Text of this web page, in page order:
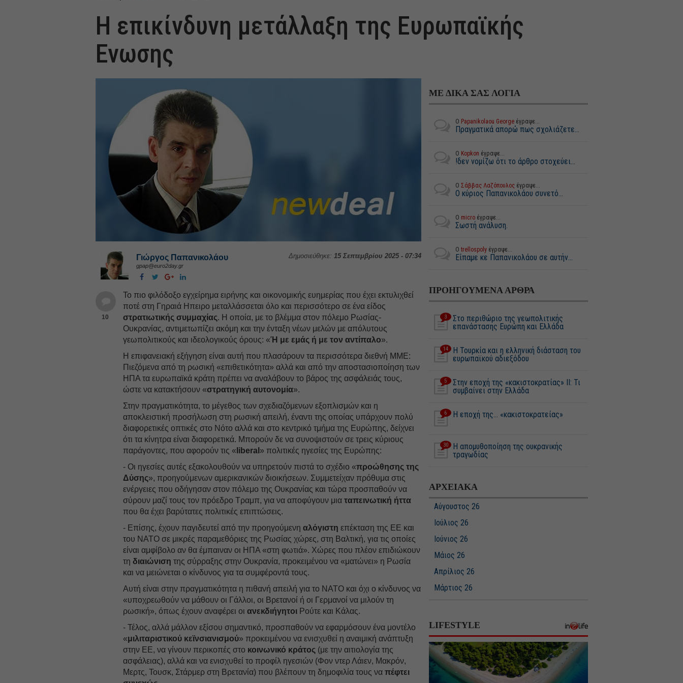
Η επικίνδυνη μετάλλαξη της Ευρωπαϊκής
Ενωσης
Δημοσιεύθηκε: 15 Σεπτεμβρίου 2025 - 07:34
Γιώργος Παπανικολάου
gpap@euro2day.gr
10
Το πιο φιλόδοξο εγχείρημα ειρήνης και οικονομικής ευημερίας που έχει εκτυλιχθεί
ποτέ στη Γηραιά Ηπειρο μεταλλάσσεται όλο και περισσότερο σε ένα είδος
στρατιωτικής συμμαχίας. Η οποία, με το βλέμμα στον πόλεμο Ρωσίας-
Ουκρανίας, αντιμετωπίζει ακόμη και την ένταξη νέων μελών με απόλυτους
γεωπολιτικούς και ιδεολογικούς όρους: «Ή με εμάς ή με τον αντίπαλο».
Η επιφανειακή εξήγηση είναι αυτή που πλασάρουν τα περισσότερα διεθνή ΜΜΕ:
Πιεζόμενα από τη ρωσική «επιθετικότητα» αλλά και από την αποστασιοποίηση των
ΗΠΑ τα ευρωπαϊκά κράτη πρέπει να αναλάβουν το βάρος της ασφάλειάς τους,
ώστε να κατακτήσουν «στρατηγική αυτονομία».
Στην πραγματικότητα, το μέγεθος των σχεδιαζόμενων εξοπλισμών και η
αποκλειστική προσήλωση στη ρωσική απειλή, έναντι της οποίας υπάρχουν πολύ
διαφορετικές οπτικές στο Νότο αλλά και στο κεντρικό τμήμα της Ευρώπης, δείχνει
ότι τα κίνητρα είναι διαφορετικά. Μπορούν δε να συνοψιστούν σε τρεις κύριους
παράγοντες, που αφορούν τις « liberal » πολιτικές ηγεσίες της Ευρώπης:
- Οι ηγεσίες αυτές εξακολουθούν να υπηρετούν πιστά το σχέδιο «προώθησης της
Δύσης», προηγούμενων αμερικανικών διοικήσεων. Συμμετείχαν πρόθυμα στις
ενέργειες που οδήγησαν στον πόλεμο της Ουκρανίας και τώρα προσπαθούν να
σύρουν μαζί τους τον πρόεδρο Τραμπ, για να αποφύγουν μιαταπεινωτική ήττα
που θα έχει βαρύτατες πολιτικές επιπτώσεις.
- Επίσης, έχουν παγιδευτεί από την προηγούμενηαλόγιστη επέκταση της ΕΕ και
του ΝΑΤΟ σε μικρές παραμεθόριες της Ρωσίας χώρες, στη Βαλτική, για τις οποίες
είναι αμφίβολο αν θα έμπαιναν οι ΗΠΑ «στη φωτιά». Χώρες που πλέον επιδιώκουν
τηδιαιώνιση της σύρραξης στην Ουκρανία, προκειμένου να «ματώνει» η Ρωσία
και να μειώνεται ο κίνδυνος για τα συμφέροντά τους.
Αυτή είναι στην πραγματικότητα η πιθανή απειλή για το ΝΑΤΟ και όχι ο κίνδυνος να
«υποχρεωθούν να μάθουν οι Γάλλοι, οι Βρετανοί ή οι Γερμανοί να μιλούν τη
ρωσική», όπως έχουν αναφέρει οιανεκδιήγητοι Ρούτε και Κάλας.
- Τέλος, αλλά μάλλον εξίσου σημαντικό, προσπαθούν να εφαρμόσουν ένα μοντέλο
«μιλιταριστικού κεϊνσιανισμού» προκειμένου να ενισχυθεί η αναιμική ανάπτυξη
στην ΕΕ, να γίνουν περικοπές στο κοινωνικό κράτος (με την αιτιολογία της
ασφάλειας), αλλά και να ενισχυθεί το προφίλ ηγεσιών (Φον ντερ Λάιεν, Μακρόν,
Μερτς, Τουσκ, Στάρμερ στη Βρετανία) που βλέπουν τη δημοφιλία τους ναπέφτει
ΜΕ ΔΙΚΑ ΣΑΣ ΛΟΓΙΑ
Ο Papanikolaou Georgeέγραψε...
Πραγματικά απορώ πως σχολιάζετε...
Ο Kopkon έγραψε...
!δεν νομίζω ότι το άρθρο στοχεύει...
Ο Σάββας Λαζόπουλοςέγραψε...
Ο κύριος Παπανικολάου συνετό...
Ο microέγραψε...
Σωστή ανάλυση.
Ο trellospolyέγραψε...
Είπαμε κε Παπανικολάου σε αυτήν...
ΠΡΟΗΓΟΥΜΕΝΑ ΑΡΘΡΑ
3
Στο περιθώριο της γεωπολιτικής
επανάστασης Ευρώπη και Ελλάδα
14
H Τουρκία και η ελληνική διάσταση του
ευρωπαϊκού αδιεξόδου
5
Στην εποχή της «κακιστοκρατίας» ΙΙ: Τι
συμβαίνει στην Ελλάδα
6 H εποχή της... «κακιστοκρατείας»
30
Η απομυθοποίηση της ουκρανικής
τραγωδίας
ΑΡΧΕΙΑΚΑ
Αύγουστος 26
Ιούλιος 26
Ιούνιος 26
Μάιος 26
Απρίλιος 26
Μάρτιος 26
Ιανουάριος 26
Δεκέμβριος 25
Νοέμβριος 25
Οκτώβριος 25
LIFESTYLE